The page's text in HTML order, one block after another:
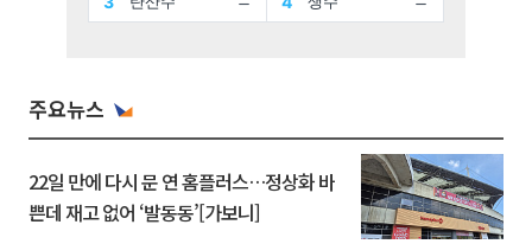
주요뉴스
22일 만에 다시 문 연 홈플러스…정상화 바
쁜데 재고 없어 ‘발동동’[가보니]